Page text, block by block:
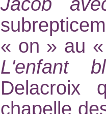
« on » au
L'enfant
Delacroix
chapelle